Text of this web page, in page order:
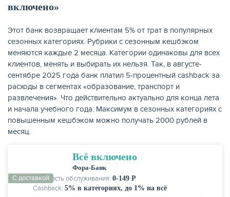
включено»
Этот банк возвращает клиентам 5% от трат в популярных
сезонных категориях. Рубрики с сезонным кешбэком
меняются каждые 2 месяца. Категории одинаковы для всех
клиентов, менять и выбирать их нельзя. Так, в августе-
сентябре 2025 года банк платил 5-процентный cashback за
расходы в сегментах «образование, транспорт и
развлечения». Что действительно актуально для конца лета
и начала учебного года. Максимум в сезонных категориях с
повышенным кешбэком можно получать 2000 рублей в
месяц.
Всё включено
С доставкой
Фора-Банк
Стоимость обслуживания: 0-149 Р
Cashback: 5% в категориях, до 1% на всё